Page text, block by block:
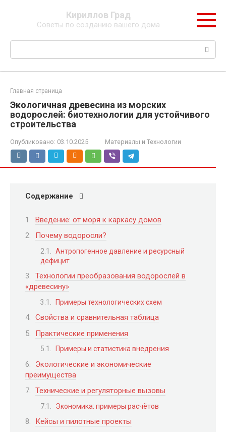
Кириллов Град
Советы по созданию вашего дома
Поиск:
Главная страница
Экологичная древесина из морских
водорослей: биотехнологии для устойчивого
строительства
Опубликовано: 03.10.2025 Материалы и Технологии
Содержание
Введение: от моря к каркасу домов
Почему водоросли?
Антропогенное давление и ресурсный
дефицит
Технологии преобразования водорослей в
«древесину»
Примеры технологических схем
Свойства и сравнительная таблица
Практические применения
Примеры и статистика внедрения
Экологические и экономические
преимущества
Технические и регуляторные вызовы
Экономика: примеры расчётов
Кейсы и пилотные проекты